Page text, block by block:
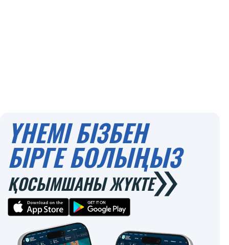
ҮНЕМІ БІЗБЕН
БІРГЕ БОЛЫҢЫЗ
ҚОСЫМШАНЫ ЖҮКТЕ